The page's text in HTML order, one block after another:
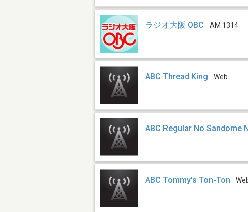
ラジオ大阪 OBC AM 1314
ABC Thread King Web
ABC Regular No Sandome
ABC Tommy's Ton-Ton